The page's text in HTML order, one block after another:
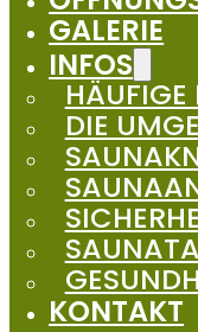
GALERIE
INFOS
HÄUFIGE
DIE
KONTAKT